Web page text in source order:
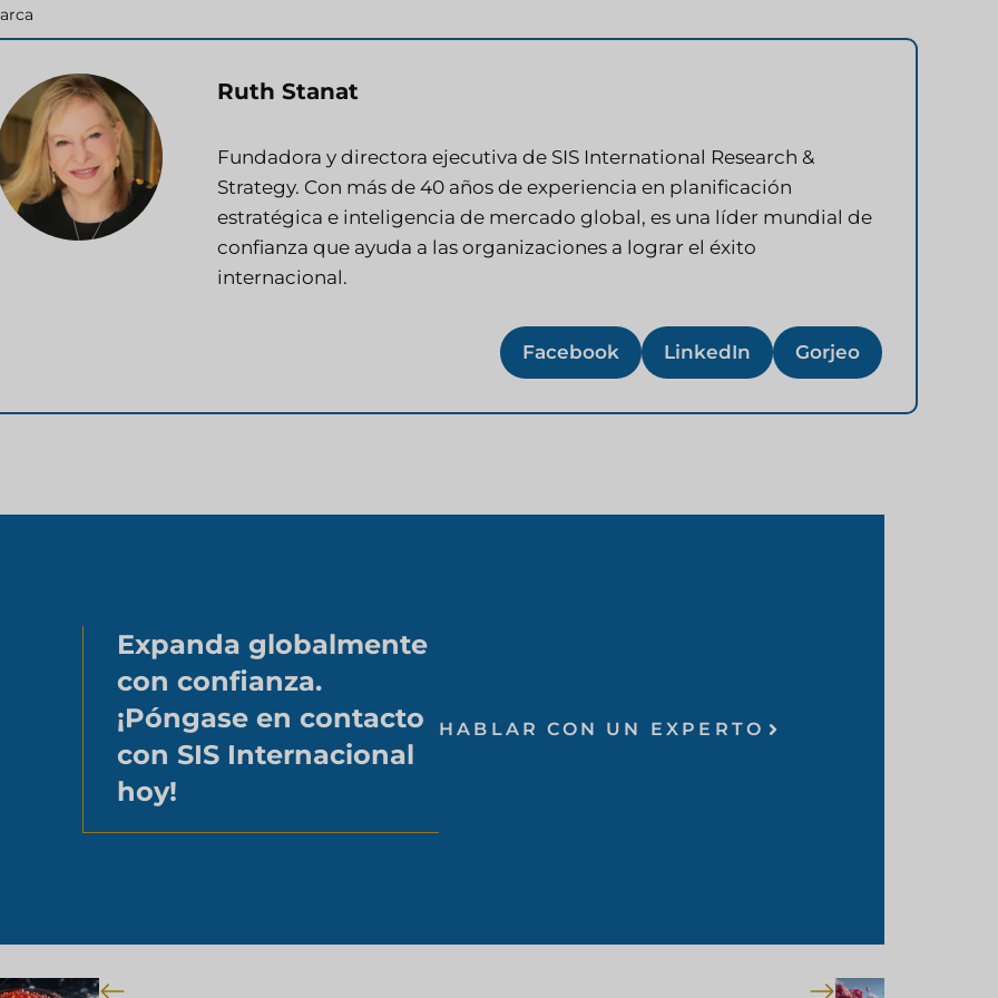
Ruth Stanat
Fundadora y directora ejecutiva de SIS International Research &
Strategy. Con más de 40 años de experiencia en planificación
estratégica e inteligencia de mercado global, es una líder mundial de
confianza que ayuda a las organizaciones a lograr el éxito
internacional.
Facebook LinkedIn Gorjeo
Expanda globalmente
con confianza.
¡Póngase en contacto
con SIS Internacional
hoy!
HABLAR CON UN EXPERTO